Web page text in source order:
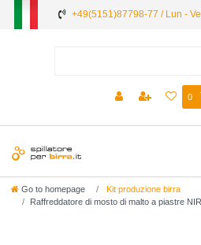
+49(5151)87798-77 / Lun -
0
Go to homepage
Kit produzione birra
Raffreddatore di mosto di malto a piastre